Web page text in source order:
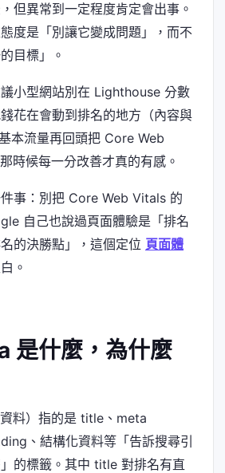
但異常到一定程度肯定會出事。
度是「別讓它變成問題」，而不
目標」。
小型網站別在 Lighthouse 分數
花在會動到排名的地方（內容與
本流量再回頭把 Core Web
時候每一分改善才真的有感。
事：別把 Core Web Vitals 的
自己也說過頁面體驗是「排名
的決勝點」，這個定位 頁面體
。
是什麼，為什麼
料）指的是 title、meta
、結構化資料等「告訴搜尋引
的標籤。其中 title 對排名有直